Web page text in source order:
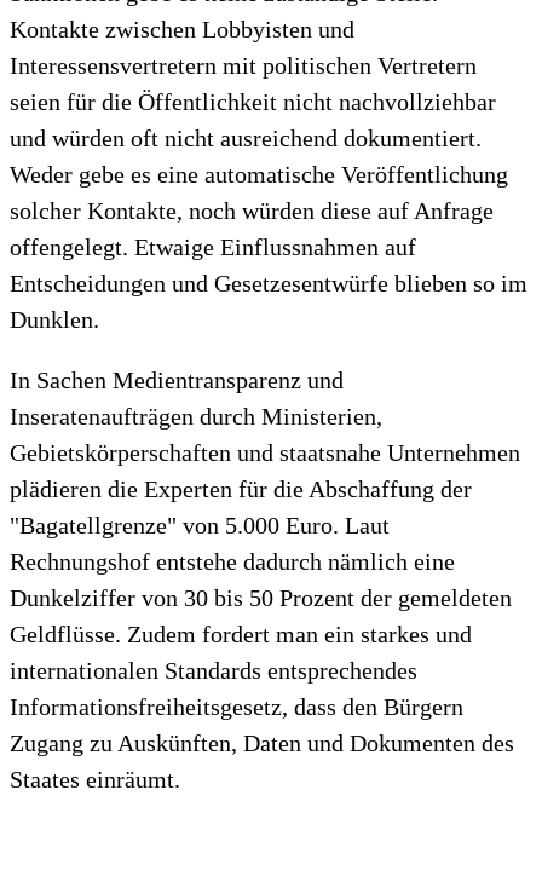
Kontakte zwischen Lobbyisten und
Interessensvertretern mit politischen Vertretern
seien für die Öffentlichkeit nicht nachvollziehbar
und würden oft nicht ausreichend dokumentiert.
Weder gebe es eine automatische Veröffentlichung
solcher Kontakte, noch würden diese auf Anfrage
offengelegt. Etwaige Einflussnahmen auf
Entscheidungen und Gesetzesentwürfe blieben so im
Dunklen.
In Sachen Medientransparenz und
Inseratenaufträgen durch Ministerien,
Gebietskörperschaften und staatsnahe Unternehmen
plädieren die Experten für die Abschaffung der
"Bagatellgrenze" von 5.000 Euro. Laut
Rechnungshof entstehe dadurch nämlich eine
Dunkelziffer von 30 bis 50 Prozent der gemeldeten
Geldflüsse. Zudem fordert man ein starkes und
internationalen Standards entsprechendes
Informationsfreiheitsgesetz, dass den Bürgern
Zugang zu Auskünften, Daten und Dokumenten des
Staates einräumt.